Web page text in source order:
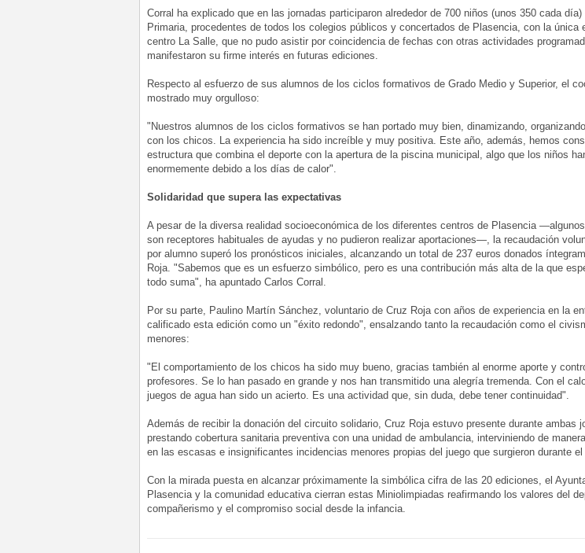
Corral ha explicado que en las jornadas participaron alrededor de 700 niños (unos 350 cada día)
Primaria, procedentes de todos los colegios públicos y concertados de Plasencia, con la única
centro La Salle, que no pudo asistir por coincidencia de fechas con otras actividades
manifestaron su firme interés en futuras ediciones.
Respecto al esfuerzo de sus alumnos de los ciclos formativos de Grado Medio y Superior, el
mostrado muy orgulloso:
"Nuestros alumnos de los ciclos formativos se han portado muy bien, dinamizando,
con los chicos. La experiencia ha sido increíble y muy positiva. Este año, además, hemos
estructura que combina el deporte con la apertura de la piscina municipal, algo que los niños
enormemente debido a los días de calor".
Solidaridad que supera las expectativas
A pesar de la diversa realidad socioeconómica de los diferentes centros de Plasencia
son receptores habituales de ayudas y no pudieron realizar aportaciones—, la recaudación
por alumno superó los pronósticos iniciales, alcanzando un total de 237 euros donados
Roja. "Sabemos que es un esfuerzo simbólico, pero es una contribución más alta de la que
todo suma", ha apuntado Carlos Corral.
Por su parte, Paulino Martín Sánchez, voluntario de Cruz Roja con años de experiencia en la
calificado esta edición como un "éxito redondo", ensalzando tanto la recaudación como el
menores:
"El comportamiento de los chicos ha sido muy bueno, gracias también al enorme aporte y
profesores. Se lo han pasado en grande y nos han transmitido una alegría tremenda. Con el
juegos de agua han sido un acierto. Es una actividad que, sin duda, debe tener continuidad".
Además de recibir la donación del circuito solidario, Cruz Roja estuvo presente durante ambas
prestando cobertura sanitaria preventiva con una unidad de ambulancia, interviniendo de
en las escasas e insignificantes incidencias menores propias del juego que surgieron durante el
Con la mirada puesta en alcanzar próximamente la simbólica cifra de las 20 ediciones, el
Plasencia y la comunidad educativa cierran estas Miniolimpiadas reafirmando los valores del
compañerismo y el compromiso social desde la infancia.